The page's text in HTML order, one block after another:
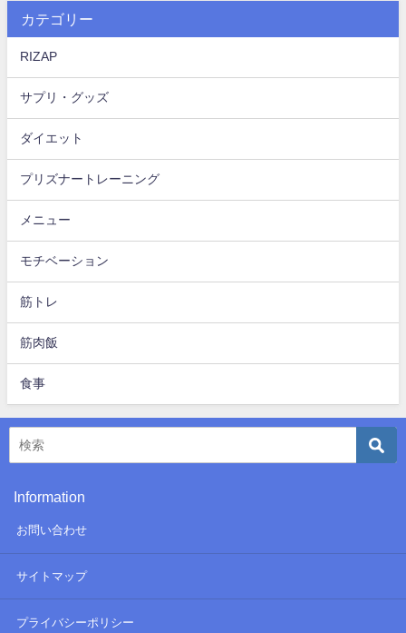
カテゴリー
RIZAP
サプリ・グッズ
ダイエット
プリズナートレーニング
メニュー
モチベーション
筋トレ
筋肉飯
食事
Information
お問い合わせ
サイトマップ
プライバシーポリシー